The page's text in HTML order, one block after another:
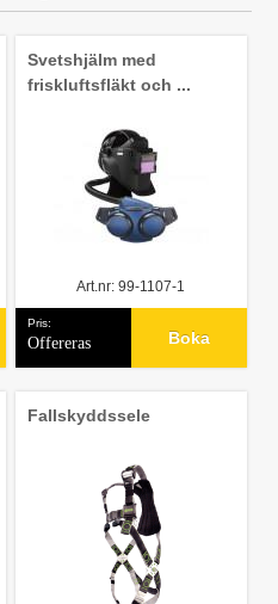
Svetshjälm med
friskluftsfläkt och ...
Art.nr: 99-1107-1
Pris:
Offereras Boka
Fallskyddssele